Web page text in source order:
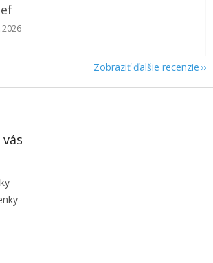
obchodu je 5 z 5 hviezdičiek.
Zobraziť ďalšie recenzie